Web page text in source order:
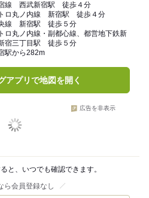
線 西武新宿駅 徒歩４分
ロ丸ノ内線 新宿駅 徒歩４分
央線 新宿駅 徒歩５分
ロ丸ノ内線・副都心線、都営地下鉄新
宿三丁目駅 徒歩５分
駅から282m
アプリで地図を開く
広告を非表示
と、いつでも確認できます。
ら会員登録なし